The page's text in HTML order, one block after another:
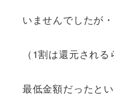
いませんでしたが・
（1割は還元され
最低金額だったと